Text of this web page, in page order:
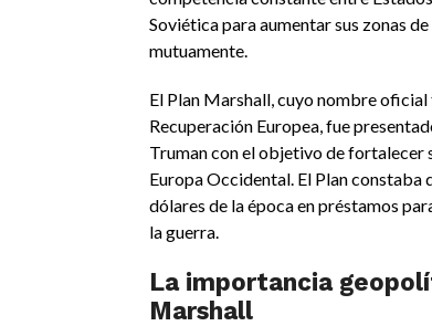
Soviética para aumentar sus zonas
mutuamente.
El Plan Marshall, cuyo nombre
Recuperación Europea, fue
Truman con el objetivo de fortalecer
Europa Occidental. El Plan constaba
dólares de la época en préstamos
la guerra.
La importancia
Marshall